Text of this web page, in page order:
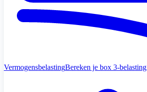
VermogensbelastingBereken je box 3-belasting